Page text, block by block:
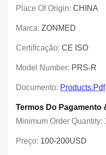
Place Of Origin: CHINA
Marca: ZONMED
Certificação: CE ISO
Model Number: PRS-R
Documento: Products.pdf
Termos Do Pagamento
Minimum Order Quantity:
Preço: 100-200USD